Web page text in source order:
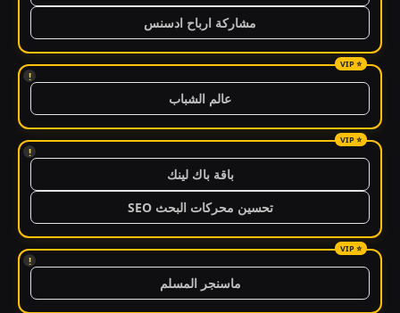
مشاركة ارباح ادسنس
!
عالم الشباب
!
باقة باك لينك
تحسين محركات البحث SEO
!
ماسنجر المسلم